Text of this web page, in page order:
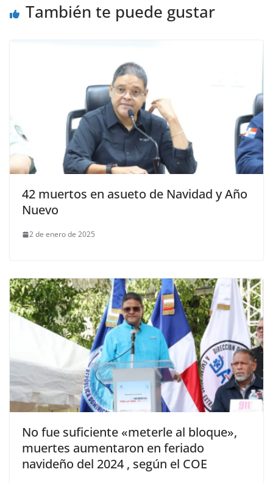
También te puede gustar
42 muertos en asueto de Navidad y Año
Nuevo
2 de enero de 2025
No fue suficiente «meterle al bloque»,
muertes aumentaron en feriado
navideño del 2024 , según el COE